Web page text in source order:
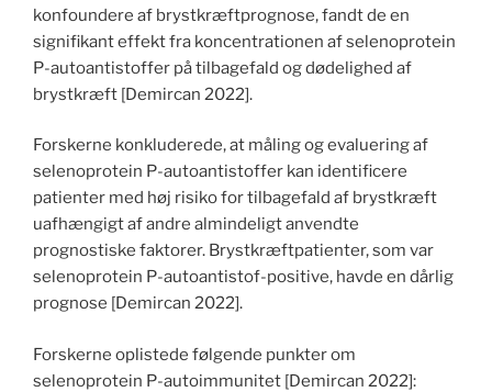
konfoundere af brystkræftprognose, fandt de en
signifikant effekt fra koncentrationen af selenoprotein
P-autoantistoffer på tilbagefald og dødelighed af
brystkræft [Demircan 2022].
Forskerne konkluderede, at måling og evaluering af
selenoprotein P-autoantistoffer kan identificere
patienter med høj risiko for tilbagefald af brystkræft
uafhængigt af andre almindeligt anvendte
prognostiske faktorer. Brystkræftpatienter, som var
selenoprotein P-autoantistof-positive, havde en dårlig
prognose [Demircan 2022].
Forskerne oplistede følgende punkter om
selenoprotein P-autoimmunitet [Demircan 2022]: